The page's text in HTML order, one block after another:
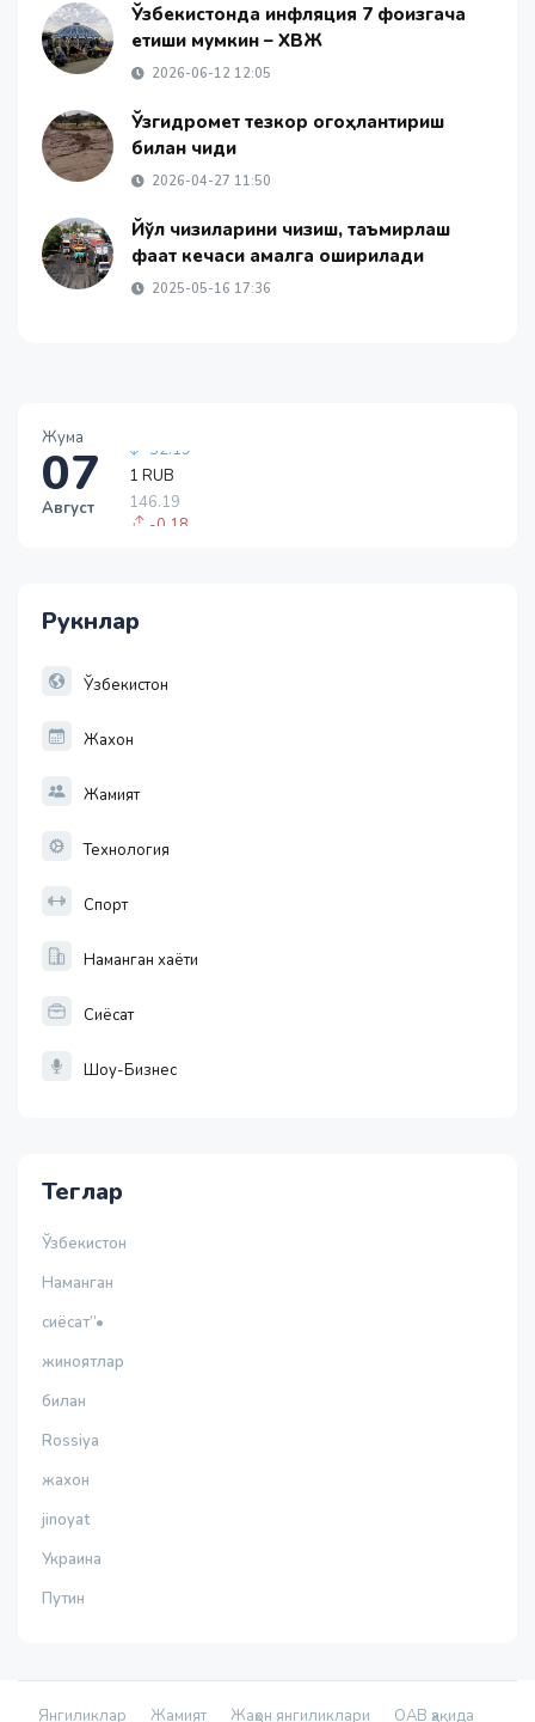
Жума
07
Август
1 RUB
146.19
-0.18
1 EUR
Рукнлар
Ўзбекистон
Жахон
Жамият
Технология
Спорт
Наманган хаёти
Сиёсат
Шоу-Бизнес
Теглар
Ўзбекистон
Наманган
сиёсат”•
жиноятлар
билан
Rossiya
жахон
jinoyat
Украина
Путин
Ўзбекистонда инфляция 7 фоизгача
етиши мумкин – ХВЖ
2026-06-12 12:05
Ўзгидромет тезкор огоҳлантириш
билан чиқди
2026-04-27 11:50
Йўл чизиқларини чизиш, таъмирлаш
фақат кечаси амалга оширилади
2025-05-16 17:36
Янгиликлар Жамият Жаҳон янгиликлари ОАВ ҳақида